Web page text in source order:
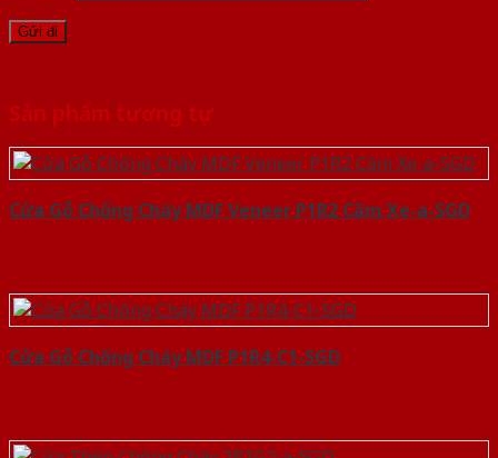
Sản phẩm tương tự
Cửa Gỗ Chống Cháy MDF Veneer P1R2 Căm Xe-a-SGD
Cửa Gỗ Chống Cháy MDF P1R4-C1-SGD